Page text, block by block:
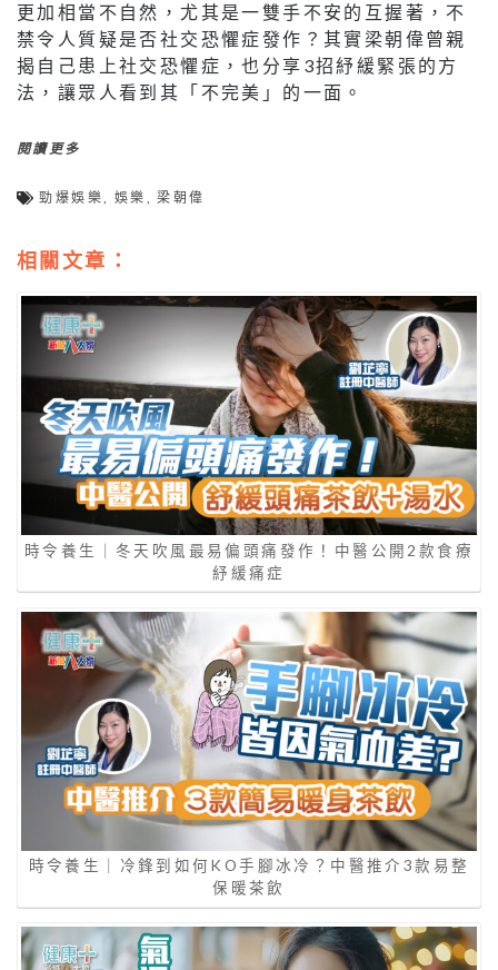
更加相當不自然，尤其是一雙手不安的互握著，不
禁令人質疑是否社交恐懼症發作？其實梁朝偉曾親
揭自己患上社交恐懼症，也分享3招紓緩緊張的方
法，讓眾人看到其「不完美」的一面。
閱讀更多
勁爆娛樂, 娛樂 ,梁朝偉
相關文章：
時令養生｜冬天吹風最易偏頭痛發作！中醫公開2款食療
紓緩痛症
時令養生｜冷鋒到如何KO手腳冰冷？中醫推介3款易整
保暖茶飲